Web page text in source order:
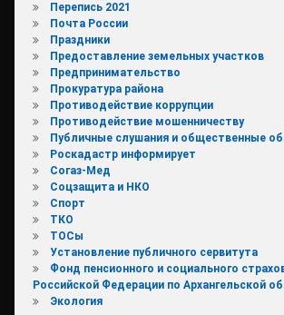
Перепись 2021
Почта России
Праздники
Предоставление земельных участков
Предпринимательство
Прокуратура района
Противодействие коррупции
Противодействие мошенничеству
Публичные слушания и общественные
Роскадастр информирует
Согаз-Мед
Соцзащита и НКО
Спорт
ТКО
ТОСы
Установление публичного сервитута
Фонд пенсионного и социального
Российской Федерации по Архангельской
Экология